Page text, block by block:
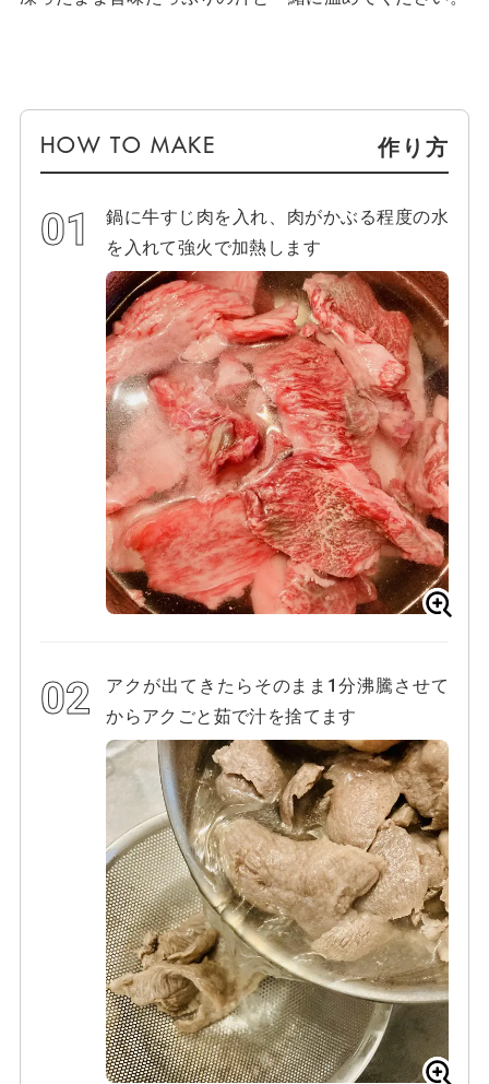
作り方
鍋に牛すじ肉を入れ、肉がかぶる程度の水
を入れて強火で加熱します
アクが出てきたらそのまま1分沸騰させて
からアクごと茹で汁を捨てます